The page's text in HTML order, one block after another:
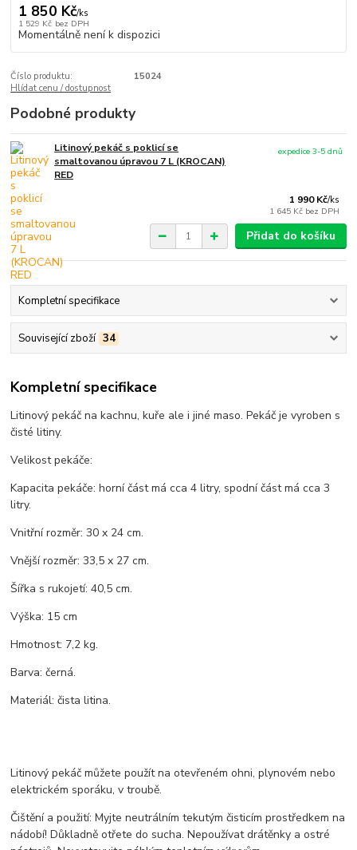
1 850 Kč/ks
1 529 Kč bez DPH
Momentálně není k dispozici
Číslo produktu:
15024
Hlídat cenu / dostupnost
Podobné produkty
Litinový pekáč s poklicí se
smaltovanou úpravou 7 L (KROCAN)
RED
1 990 Kč/ks
1 645 Kč bez DPH
expedice 3-5 dnů
Přidat do košíku
Kompletní specifikace
Související zboží 34
Kompletní specifikace
Litinový pekáč na kachnu, kuře ale i jiné maso. Pekáč je vyroben s
čisté litiny.
Velikost pekáče:
Kapacita pekáče: horní část má cca 4 litry, spodní část má cca 3
litry.
Vnitřní rozměr: 30 x 24 cm.
Vnější rozměr: 33,5 x 27 cm.
Šířka s rukojetí: 40,5 cm.
Výška: 15 cm
Hmotnost: 7,2 kg.
Barva: černá.
Materiál: čista litina.
Litinový pekáč můžete použít na otevřeném ohni, plynovém nebo
elektrickém sporáku, v troubě.
Čištění a použití: Myjte neutrálním tekutým čisticím prostředkem na
nádobí! Důkladně otřete do sucha. Nepoužívat drátěnky a ostré